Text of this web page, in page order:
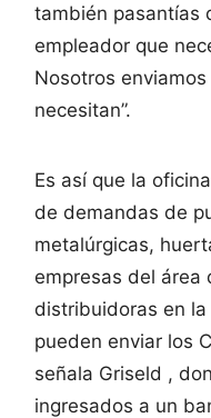
también pasantías
empleador que
Nosotros
necesitan”.
Es así que la
de demandas de
metalúrgicas,
empresas del área
distribuidoras en la
pueden enviar los
señala Griseld ,
ingresados a un